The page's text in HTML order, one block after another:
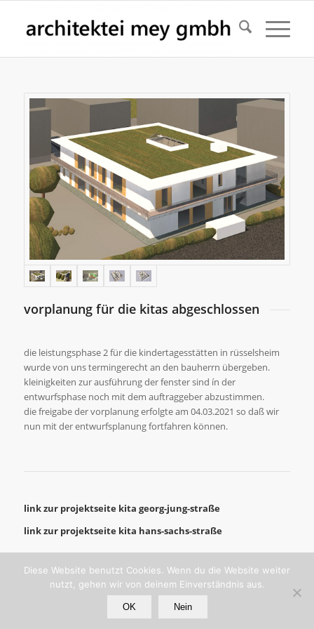
vorplanung für die kitas abgeschlossen
die leistungsphase 2 für die kindertagesstätten in rüsselsheim
wurde von uns termingerecht an den bauherrn übergeben.
kleinigkeiten zur ausführung der fenster sind ín der
entwurfsphase noch mit dem auftraggeber abzustimmen.
die freigabe der vorplanung erfolgte am 04.03.2021 so daß wir
nun mit der entwurfsplanung fortfahren können.
link zur projektseite kita georg-jung-straße
link zur projektseite kita hans-sachs-straße
Diese Website benutzt Cookies. Wenn du die Website weiter
nutzt, gehen wir von deinem Einverständnis aus.
OK Nein